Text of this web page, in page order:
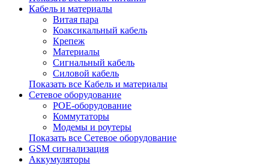
Кабель и материалы
Витая пара
Коаксикальный кабель
Крепеж
Материалы
Сигнальный кабель
Силовой кабель
Показать все Кабель и материалы
Сетевое оборудование
POE-оборудование
Коммутаторы
Модемы и роутеры
Показать все Сетевое оборудование
GSM сигнализация
Аккумуляторы